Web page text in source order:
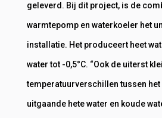
geleverd. Bij dit project, is de
warmtepomp en waterkoeler het
installatie. Het produceert heet
water tot -0,5°C. “Ook de uiterst
temperatuurverschillen tussen het
uitgaande hete water en koude